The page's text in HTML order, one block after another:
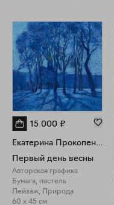
15 000 ₽
Екатерина Прокопенко
Первый день весны
Авторская графика
Бумага, пастель
Пейзаж, Природа
60 x 45 см